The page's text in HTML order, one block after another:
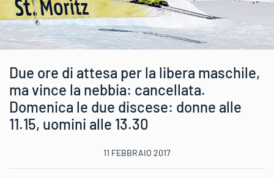
Due ore di attesa per la libera maschile,
ma vince la nebbia: cancellata.
Domenica le due discese: donne alle
11.15, uomini alle 13.30
11 FEBBRAIO 2017